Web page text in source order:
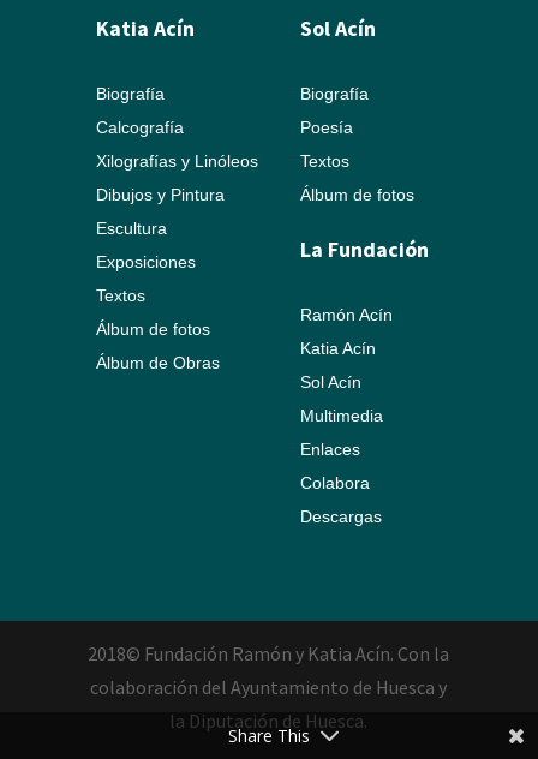
Katia Acín
Biografía
Calcografía
Xilografías y Linóleos
Dibujos y Pintura
Escultura
Exposiciones
Textos
Álbum de fotos
Álbum de Obras
Sol Acín
Biografía
Poesía
Textos
Álbum de fotos
La Fundación
Ramón Acín
Katia Acín
Sol Acín
Multimedia
Enlaces
Colabora
Descargas
2018© Fundación Ramón y Katia Acín. Con la
colaboración del Ayuntamiento de Huesca y
la Diputación de Huesca.
Share This